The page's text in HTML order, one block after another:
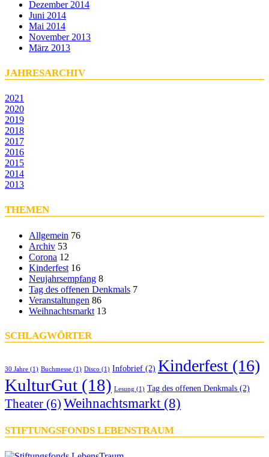
Dezember 2014
Juni 2014
Mai 2014
November 2013
März 2013
JAHRESARCHIV
2021
2020
2019
2018
2017
2016
2015
2014
2013
THEMEN
Allgemein 76
Archiv 53
Corona 12
Kinderfest 16
Neujahrsempfang 8
Tag des offenen Denkmals 7
Veranstaltungen 86
Weihnachtsmarkt 13
SCHLAGWÖRTER
30 Jahre (1) Buchmesse (1) Disco (1) Infobrief (2) Kinderfest (16)
KulturGut (18) Lesung (1) Tag des offenen Denkmals (2)
Theater (6) Weihnachtsmarkt (8)
STIFTUNGSFONDS LEBENSTRAUM